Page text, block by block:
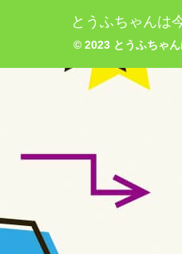
とうふちゃんは
© 2023 とうふちゃ